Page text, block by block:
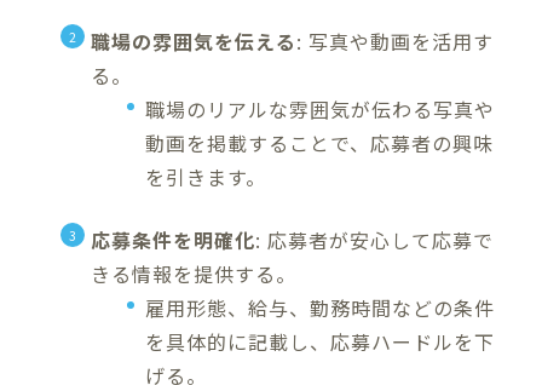
職場の雰囲気を伝える: 写真や動画を活用す
る。
職場のリアルな雰囲気が伝わる写真や
動画を掲載することで、応募者の興味
を引きます。
応募条件を明確化: 応募者が安心して応募で
きる情報を提供する。
雇用形態、給与、勤務時間などの条件
を具体的に記載し、応募ハードルを下
げる。